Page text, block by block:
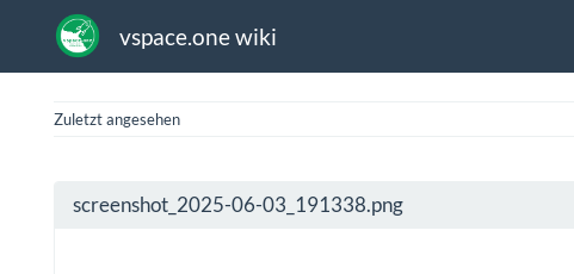
vspace.one wiki
Zuletzt angesehen
screenshot_2025-06-03_191338.png